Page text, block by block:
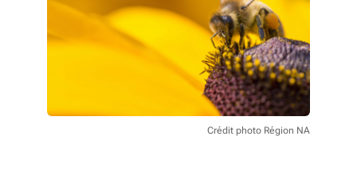
Crédit photo Région NA